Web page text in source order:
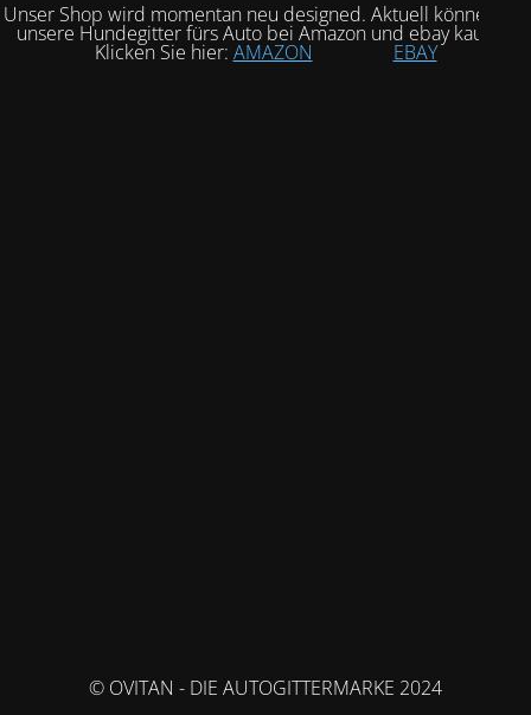
Unser Shop wird momentan neu designed. Aktuell können Sie
unsere Hundegitter fürs Auto bei Amazon und ebay kaufen.
Klicken Sie hier: AMAZON EBAY
© OVITAN - DIE AUTOGITTERMARKE 2024